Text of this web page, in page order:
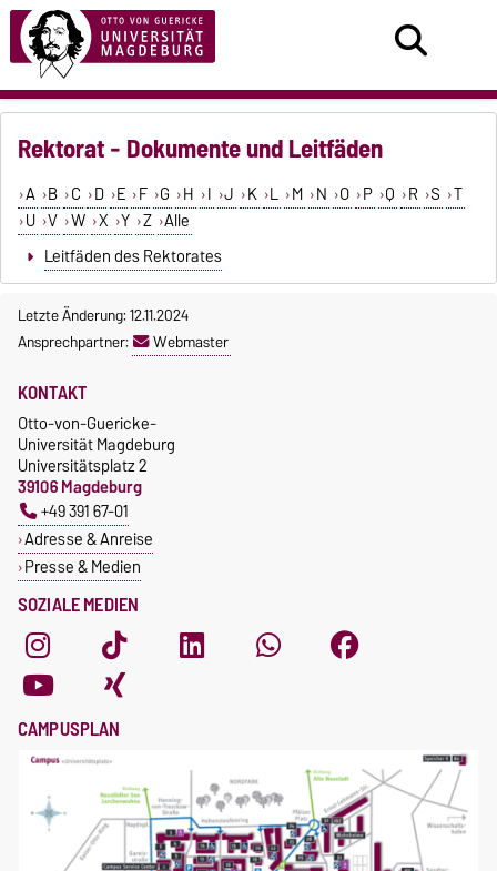
Rektorat - Dokumente und Leitfäden
A B C D E F G H I J K L M N O P Q R S T
U V W X Y Z Alle
Leitfäden des Rektorates
Letzte Änderung: 12.11.2024
Ansprechpartner:
Webmaster
SOZIALE MEDIEN
KONTAKT
Otto-von-Guericke-
Universität Magdeburg
Universitätsplatz 2
39106 Magdeburg
+49 391 67-01
Adresse & Anreise
Presse & Medien
CAMPUSPLAN